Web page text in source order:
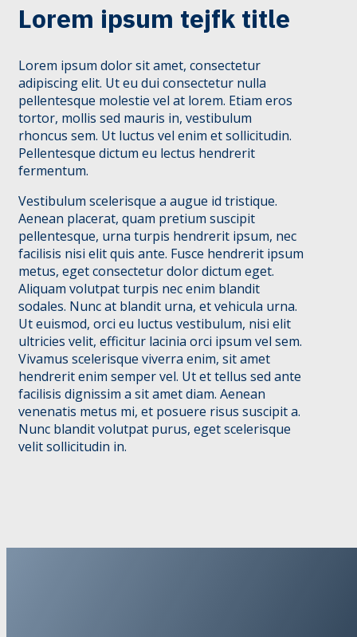
Lorem ipsum tejfk title
Lorem ipsum dolor sit amet, consectetur
adipiscing elit. Ut eu dui consectetur nulla
pellentesque molestie vel at lorem. Etiam eros
tortor, mollis sed mauris in, vestibulum
rhoncus sem. Ut luctus vel enim et sollicitudin.
Pellentesque dictum eu lectus hendrerit
fermentum.
Vestibulum scelerisque a augue id tristique.
Aenean placerat, quam pretium suscipit
pellentesque, urna turpis hendrerit ipsum, nec
facilisis nisi elit quis ante. Fusce hendrerit ipsum
metus, eget consectetur dolor dictum eget.
Aliquam volutpat turpis nec enim blandit
sodales. Nunc at blandit urna, et vehicula urna.
Ut euismod, orci eu luctus vestibulum, nisi elit
ultricies velit, efficitur lacinia orci ipsum vel sem.
Vivamus scelerisque viverra enim, sit amet
hendrerit enim semper vel. Ut et tellus sed ante
facilisis dignissim a sit amet diam. Aenean
venenatis metus mi, et posuere risus suscipit a.
Nunc blandit volutpat purus, eget scelerisque
velit sollicitudin in.